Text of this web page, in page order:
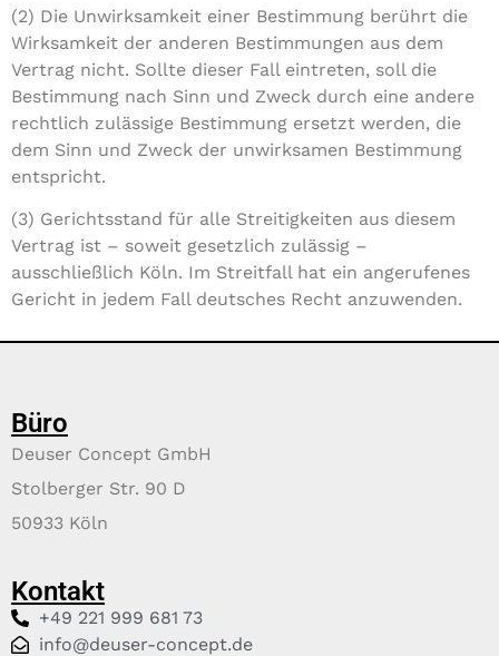
(2) Die Unwirksamkeit einer Bestimmung berührt die
Wirksamkeit der anderen Bestimmungen aus dem
Vertrag nicht. Sollte dieser Fall eintreten, soll die
Bestimmung nach Sinn und Zweck durch eine andere
rechtlich zulässige Bestimmung ersetzt werden, die
dem Sinn und Zweck der unwirksamen Bestimmung
entspricht.
(3) Gerichtsstand für alle Streitigkeiten aus diesem
Vertrag ist – soweit gesetzlich zulässig –
ausschließlich Köln. Im Streitfall hat ein angerufenes
Gericht in jedem Fall deutsches Recht anzuwenden.
Büro
Deuser Concept GmbH
Stolberger Str. 90 D
50933 Köln
Kontakt
+49 221 999 681 73
info@deuser-concept.de